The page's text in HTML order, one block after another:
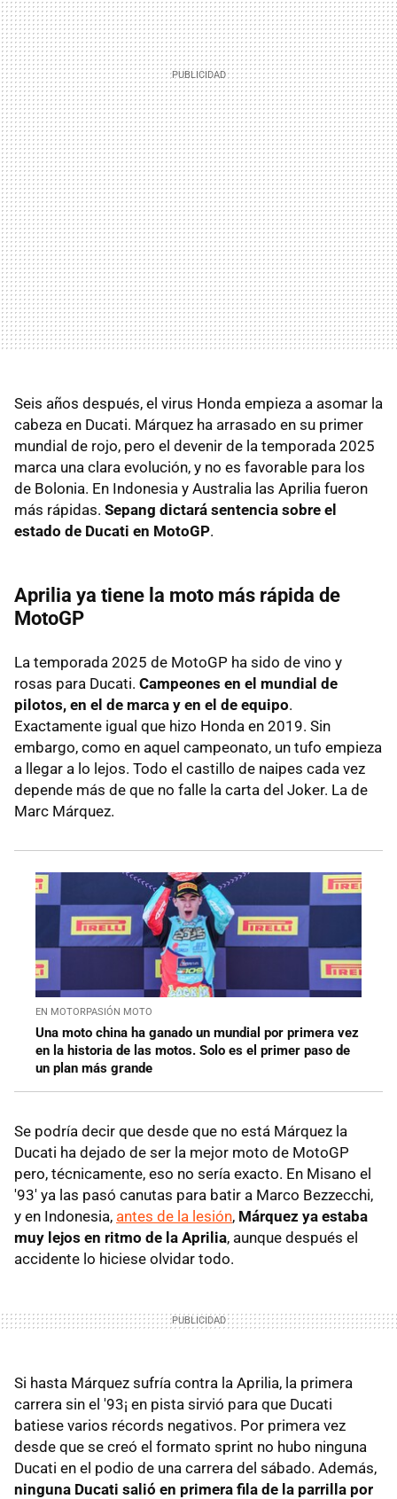
Seis años después, el virus Honda empieza a asomar la
cabeza en Ducati. Márquez ha arrasado en su primer
mundial de rojo, pero el devenir de la temporada 2025
marca una clara evolución, y no es favorable para los
de Bolonia. En Indonesia y Australia las Aprilia fueron
más rápidas. Sepang dictará sentencia sobre el
estado de Ducati en MotoGP.
Aprilia ya tiene la moto más rápida de
MotoGP
La temporada 2025 de MotoGP ha sido de vino y
rosas para Ducati. Campeones en el mundial de
pilotos, en el de marca y en el de equipo.
Exactamente igual que hizo Honda en 2019. Sin
embargo, como en aquel campeonato, un tufo empieza
a llegar a lo lejos. Todo el castillo de naipes cada vez
depende más de que no falle la carta del Joker. La de
Marc Márquez.
EN MOTORPASIÓN MOTO
Una moto china ha ganado un mundial por primera vez
en la historia de las motos. Solo es el primer paso de
un plan más grande
Se podría decir que desde que no está Márquez la
Ducati ha dejado de ser la mejor moto de MotoGP
pero, técnicamente, eso no sería exacto. En Misano el
'93' ya las pasó canutas para batir a Marco Bezzecchi,
y en Indonesia, antes de la lesión, Márquez ya estaba
muy lejos en ritmo de la Aprilia, aunque después el
accidente lo hiciese olvidar todo.
Si hasta Márquez sufría contra la Aprilia, la primera
carrera sin el '93¡ en pista sirvió para que Ducati
batiese varios récords negativos. Por primera vez
desde que se creó el formato sprint no hubo ninguna
Ducati en el podio de una carrera del sábado. Además,
ninguna Ducati salió en primera fila de la parrilla por